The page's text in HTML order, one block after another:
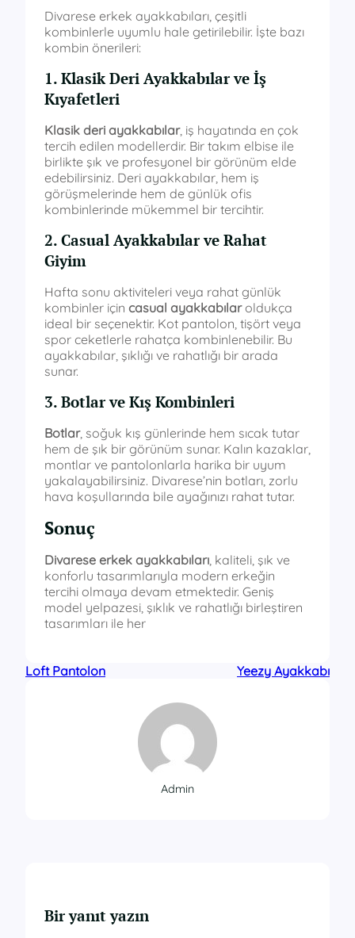
Divarese erkek ayakkabıları, çeşitli
kombinlerle uyumlu hale getirilebilir. İşte bazı
kombin önerileri:
1. Klasik Deri Ayakkabılar ve İş
Kıyafetleri
Klasik deri ayakkabılar, iş hayatında en çok
tercih edilen modellerdir. Bir takım elbise ile
birlikte şık ve profesyonel bir görünüm elde
edebilirsiniz. Deri ayakkabılar, hem iş
görüşmelerinde hem de günlük ofis
kombinlerinde mükemmel bir tercihtir.
2. Casual Ayakkabılar ve Rahat
Giyim
Hafta sonu aktiviteleri veya rahat günlük
kombinler için casual ayakkabılaroldukça
ideal bir seçenektir. Kot pantolon, tişört veya
spor ceketlerle rahatça kombinlenebilir. Bu
ayakkabılar, şıklığı ve rahatlığı bir arada
sunar.
3. Botlar ve Kış Kombinleri
Botlar, soğuk kış günlerinde hem sıcak tutar
hem de şık bir görünüm sunar. Kalın kazaklar,
montlar ve pantolonlarla harika bir uyum
yakalayabilirsiniz. Divarese’nin botları, zorlu
hava koşullarında bile ayağınızı rahat tutar.
Sonuç
Divarese erkek ayakkabıları , kaliteli, şık ve
konforlu tasarımlarıyla modern erkeğin
tercihi olmaya devam etmektedir. Geniş
model yelpazesi, şıklık ve rahatlığı birleştiren
tasarımları ile her
Loft Pantolon Yeezy Ayakkabı
Admin
Bir yanıt yazın